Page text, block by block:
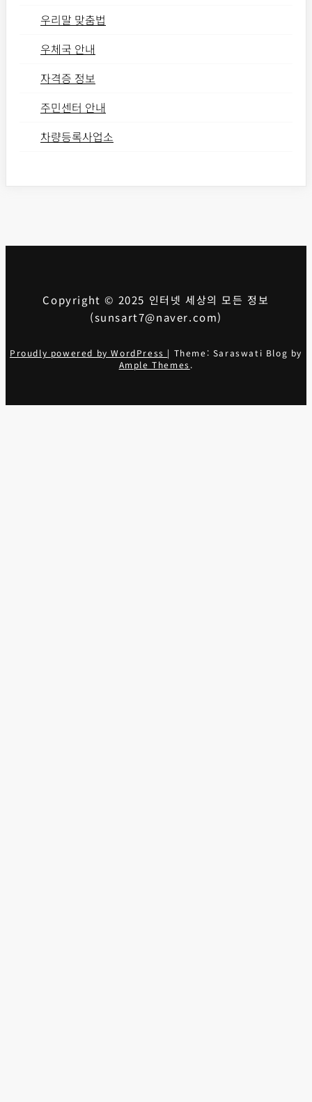
우리말 맞춤법
우체국 안내
자격증 정보
주민센터 안내
차량등록사업소
Copyright © 2025 인터넷 세상의 모든 정보
(sunsart7@naver.com)
Proudly powered by WordPress | Theme: Saraswati Blog by
Ample Themes.